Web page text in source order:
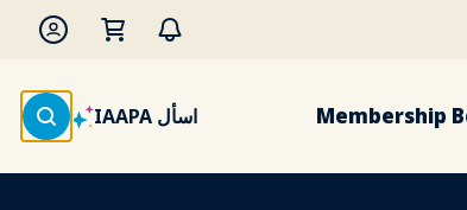
Membership اسأل IAAPA